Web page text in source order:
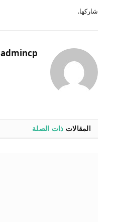
شاركها.
admincp
المقالات ذات الصلة